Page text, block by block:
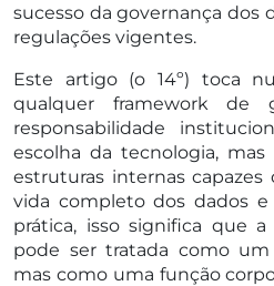
sucesso da governança dos
regulações vigentes.
Este artigo (o 14º) toca
qualquer framework de
responsabilidade
escolha da tecnologia,
estruturas internas
vida completo dos dados e
prática, isso significa que
pode ser tratada como
mas como uma função